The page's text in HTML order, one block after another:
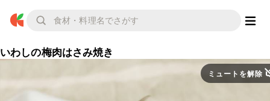
いわしの梅肉はさみ焼き
ミュートを解除